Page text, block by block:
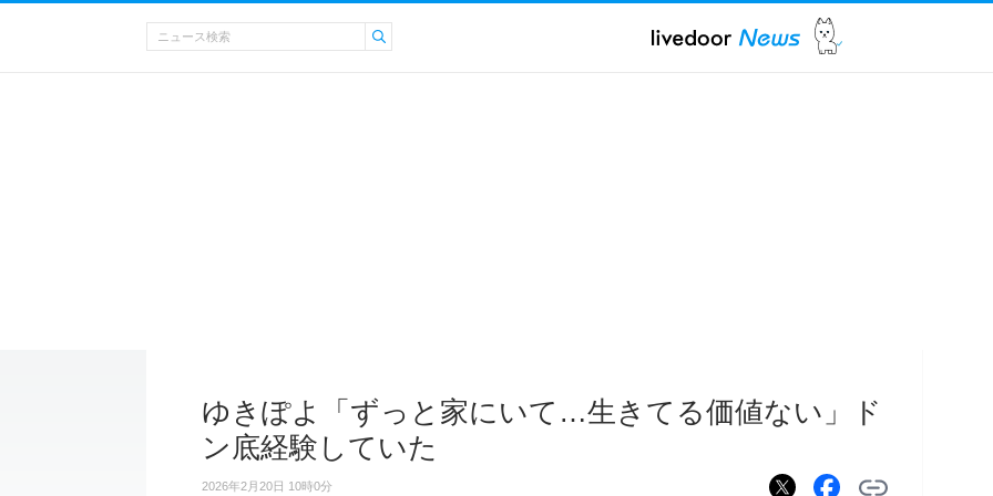
ゆきぽよ「ずっと家にいて…生きてる価値ない」ド
ン底経験していた
2026年2月20日 10時0分